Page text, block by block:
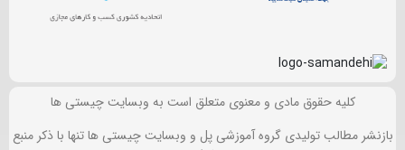
کلیه حقوق مادی و معنوی متعلق است به وبسایت چیستی ها
بازنشر مطالب تولیدی گروه آموزشی پل و وبسایت چیستی ها تنها با ذکر منبع